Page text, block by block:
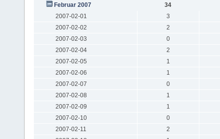
Februar 2007
34
2007-02-01
3
2007-02-02
2
2007-02-03
0
2007-02-04
2
2007-02-05
1
2007-02-06
1
2007-02-07
0
2007-02-08
1
2007-02-09
1
2007-02-10
0
2007-02-11
2